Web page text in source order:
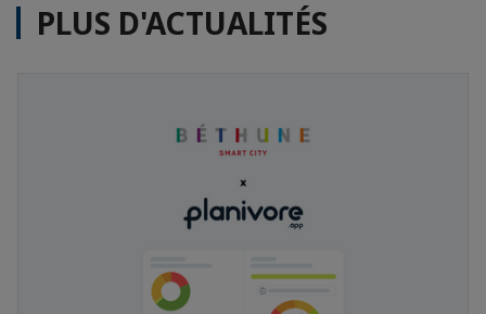
PLUS D'ACTUALITÉS